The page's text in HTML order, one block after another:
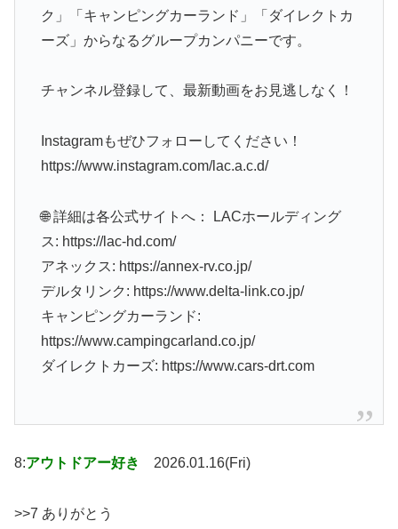
ク」「キャンピングカーランド」「ダイレクトカ
ーズ」からなるグループカンパニーです。
チャンネル登録して、最新動画をお見逃しなく！
Instagramもぜひフォローしてください！
https://www.instagram.com/lac.a.c.d/
🌐 詳細は各公式サイトへ： LACホールディング
ス: https://lac-hd.com/
アネックス: https://annex-rv.co.jp/
デルタリンク: https://www.delta-link.co.jp/
キャンピングカーランド:
https://www.campingcarland.co.jp/
ダイレクトカーズ: https://www.cars-drt.com
8:アウトドアー好き 2026.01.16(Fri)
>>7 ありがとう